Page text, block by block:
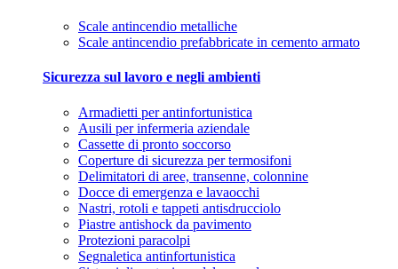
Scale antincendio metalliche
Scale antincendio prefabbricate in cemento armato
Sicurezza sul lavoro e negli ambienti
Armadietti per antinfortunistica
Ausili per infermeria aziendale
Cassette di pronto soccorso
Coperture di sicurezza per termosifoni
Delimitatori di aree, transenne, colonnine
Docce di emergenza e lavaocchi
Nastri, rotoli e tappeti antisdrucciolo
Piastre antishock da pavimento
Protezioni paracolpi
Segnaletica antinfortunistica